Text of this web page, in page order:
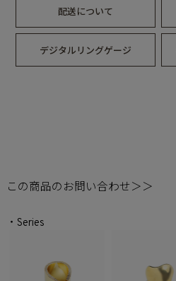
配送について
デジタルリングゲージ
この商品のお問い合わせ＞＞
・Series